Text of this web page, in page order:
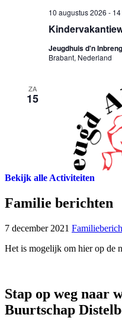
Bekijk alle Activiteiten
Familie berichten
7 december 2021
Het is mogelijk om hier op de
Stap op weg naar
Buurtschap